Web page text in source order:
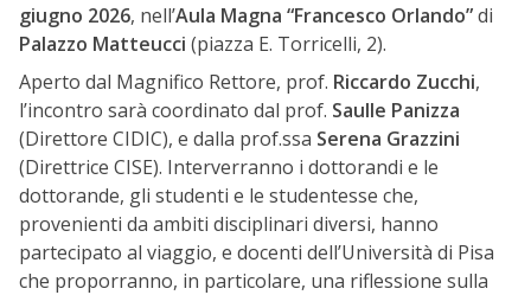
giugno 2026, nell’Aula Magna “Francesco Orlando”di
Palazzo Matteucci (piazza E. Torricelli, 2).
Aperto dal Magnifico Rettore, prof. Riccardo Zucchi,
l’incontro sarà coordinato dal prof. Saulle Panizza
(Direttore CIDIC), e dalla prof.ssa Serena Grazzini
(Direttrice CISE). Interverranno i dottorandi e le
dottorande, gli studenti e le studentesse che,
provenienti da ambiti disciplinari diversi, hanno
partecipato al viaggio, e docenti dell’Università di Pisa
che proporranno, in particolare, una riflessione sulla